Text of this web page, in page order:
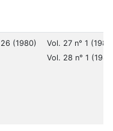
(1980)
Vol. 27 n° 1
Vol. 28 n° 1